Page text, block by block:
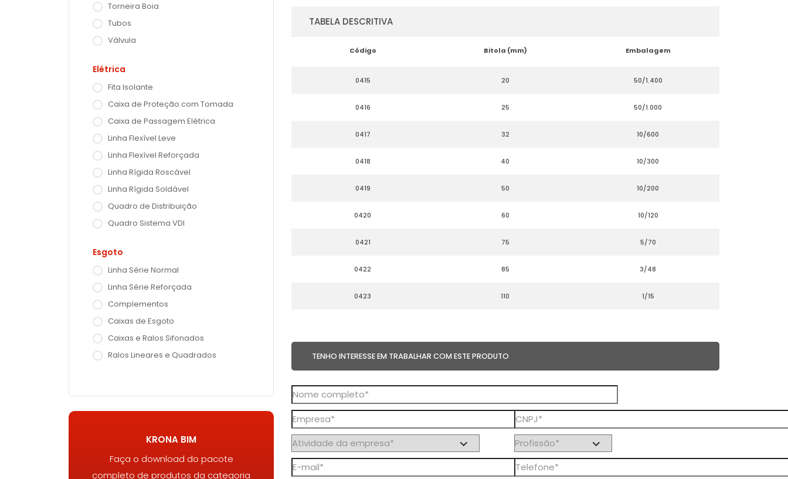
Torneira Boia
Tubos
Válvula
Elétrica
Fita Isolante
Caixa de Proteção com Tomada
Caixa de Passagem Elétrica
Linha Flexível Leve
Linha Flexível Reforçada
Linha Rígida Roscável
Linha Rígida Soldável
Quadro de Distribuição
Quadro Sistema VDI
Esgoto
Linha Série Normal
Linha Série Reforçada
Complementos
Caixas de Esgoto
Caixas e Ralos Sifonados
Ralos Lineares e Quadrados
KRONA BIM
Faça o download do pacote
completo de produtos da categoria
TABELA DESCRITIVA
Código Bitola (mm) Embalagem
0415 20 50/1.400
0416 25 50/1.000
0417 32 10/600
0418 40 10/300
0419 50 10/200
0420 60 10/120
0421 75 5/70
0422 85 3/48
0423 110 1/15
TENHO INTERESSE EM TRABALHAR COM ESTE PRODUTO